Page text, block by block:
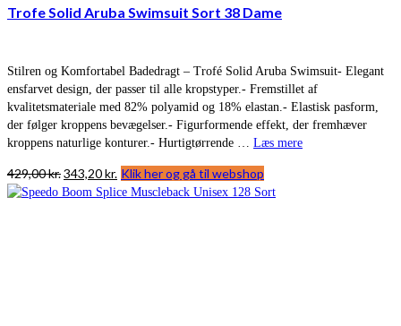
Trofe Solid Aruba Swimsuit Sort 38 Dame
Stilren og Komfortabel Badedragt – Trofé Solid Aruba Swimsuit- Elegant
ensfarvet design, der passer til alle kropstyper.- Fremstillet af
kvalitetsmateriale med 82% polyamid og 18% elastan.- Elastisk pasform,
der følger kroppens bevægelser.- Figurformende effekt, der fremhæver
kroppens naturlige konturer.- Hurtigtørrende … Læs mere
429,00kr.Den
oprindelige
343,20kr.Den
aktuelle
Klik her og gå til webshop